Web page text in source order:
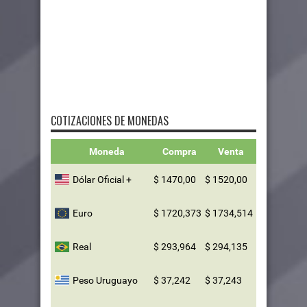
COTIZACIONES DE MONEDAS
Moneda Compra Venta
Dólar Oficial + $ 1470,00 $ 1520,00
Euro $ 1720,373 $ 1734,514
Real $ 293,964 $ 294,135
Peso Uruguayo $ 37,242 $ 37,243